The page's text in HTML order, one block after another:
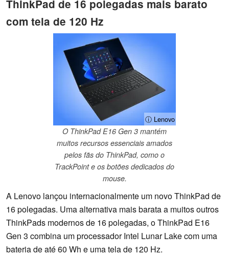
ThinkPad de 16 polegadas mais barato
com tela de 120 Hz
ⓘ Lenovo
O ThinkPad E16 Gen 3 mantém
muitos recursos essenciais amados
pelos fãs do ThinkPad, como o
TrackPoint e os botões dedicados do
mouse.
A Lenovo lançou internacionalmente um novo ThinkPad de
16 polegadas. Uma alternativa mais barata a muitos outros
ThinkPads modernos de 16 polegadas, o ThinkPad E16
Gen 3 combina um processador Intel Lunar Lake com uma
bateria de até 60 Wh e uma tela de 120 Hz.